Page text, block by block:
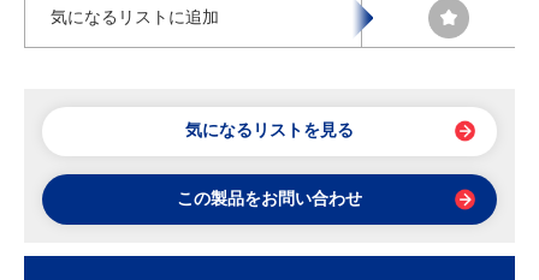
気になるリストに追加
気になるリストを見る
この製品をお問い合わせ